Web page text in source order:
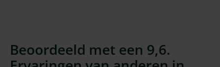
Beoordeeld met een 9,6.